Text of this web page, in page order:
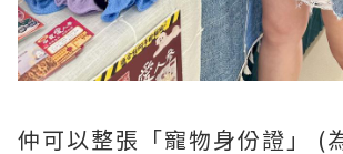
仲可以整張「寵物身份證」 (